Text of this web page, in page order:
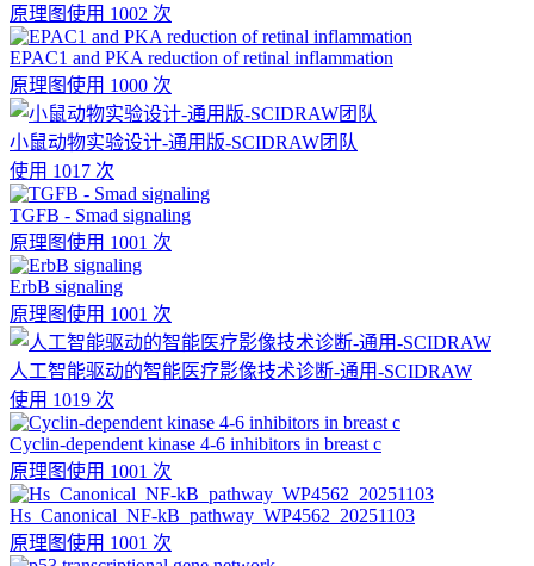
原理图使用 1002 次
EPAC1 and PKA reduction of retinal inflammation
原理图使用 1000 次
小鼠动物实验设计-通用版-SCIDRAW团队
使用 1017 次
TGFB - Smad signaling
原理图使用 1001 次
ErbB signaling
原理图使用 1001 次
人工智能驱动的智能医疗影像技术诊断-通用-SCIDRAW
使用 1019 次
Cyclin-dependent kinase 4-6 inhibitors in breast c
原理图使用 1001 次
Hs_Canonical_NF-kB_pathway_WP4562_20251103
原理图使用 1001 次